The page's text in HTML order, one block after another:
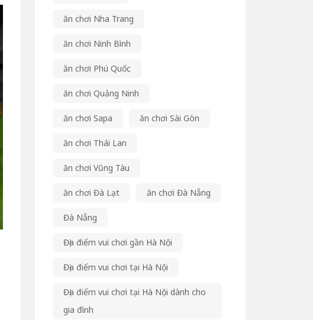
ăn chơi Nha Trang
ăn chơi Ninh Bình
ăn chơi Phú Quốc
ăn chơi Quảng Ninh
ăn chơi Sapa ăn chơi Sài Gòn
ăn chơi Thái Lan
ăn chơi Vũng Tàu
ăn chơi Đà Lạt ăn chơi Đà Nẵng
Đà Nẵng
Địa điểm vui chơi gần Hà Nội
Địa điểm vui chơi tại Hà Nội
Địa điểm vui chơi tại Hà Nội dành cho
gia đình